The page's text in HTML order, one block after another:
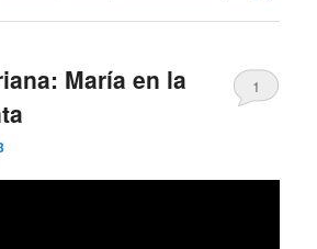
María en la
1